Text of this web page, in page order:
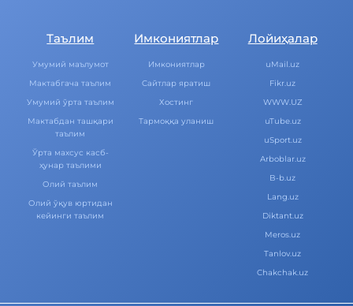
Таълим
Умумий маълумот
Мактабгача таълим
Умумий ўрта таълим
Мактабдан ташқари
таълим
Ўрта махсус касб-
ҳунар таълими
Олий таълим
Олий ўқув юртидан
кейинги таълим
Имкониятлар
Имкониятлар
Cайтлар яратиш
Хостинг
Тармоққа уланиш
Лойиҳалар
uMail.uz
Fikr.uz
WWW.UZ
uTube.uz
uSport.uz
Arboblar.uz
B-b.uz
Lang.uz
Diktant.uz
Meros.uz
Tanlov.uz
Chakchak.uz